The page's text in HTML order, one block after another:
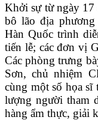
Khởi sự từ ngày 17
bô lão địa
Hàn Quốc trình
tiến lễ; các đơn vị
Các phòng trưng
Sơn, chủ nhiệm
cùng một số họa
lượng người tham
hàng ẩm thực, giải